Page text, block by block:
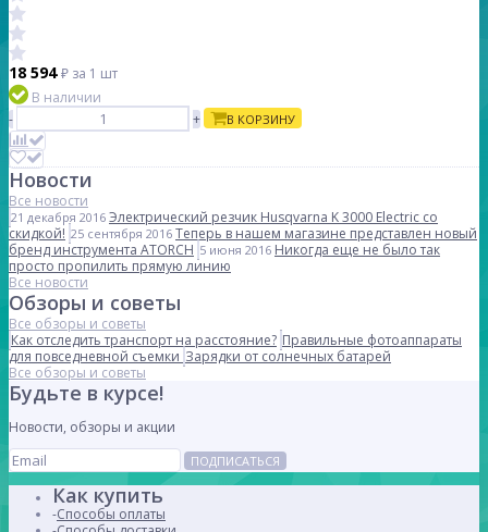
18 594₽ за 1 шт
В наличии
-
+ В КОРЗИНУ
Новости
Все новости
21 декабря 2016 Электрический резчик Husqvarna K 3000 Electric со
скидкой! 25 сентября 2016 Теперь в нашем магазине представлен новый
бренд инструмента ATORCH 5 июня 2016 Никогда еще не было так
просто пропилить прямую линию
Все новости
Обзоры и советы
Все обзоры и советы
Как отследить транспорт на расстояние? Правильные фотоаппараты
для повседневной съемки Зарядки от солнечных батарей
Все обзоры и советы
Будьте в курсе!
Новости, обзоры и акции
ПОДПИСАТЬСЯ
Как купить
Способы оплаты